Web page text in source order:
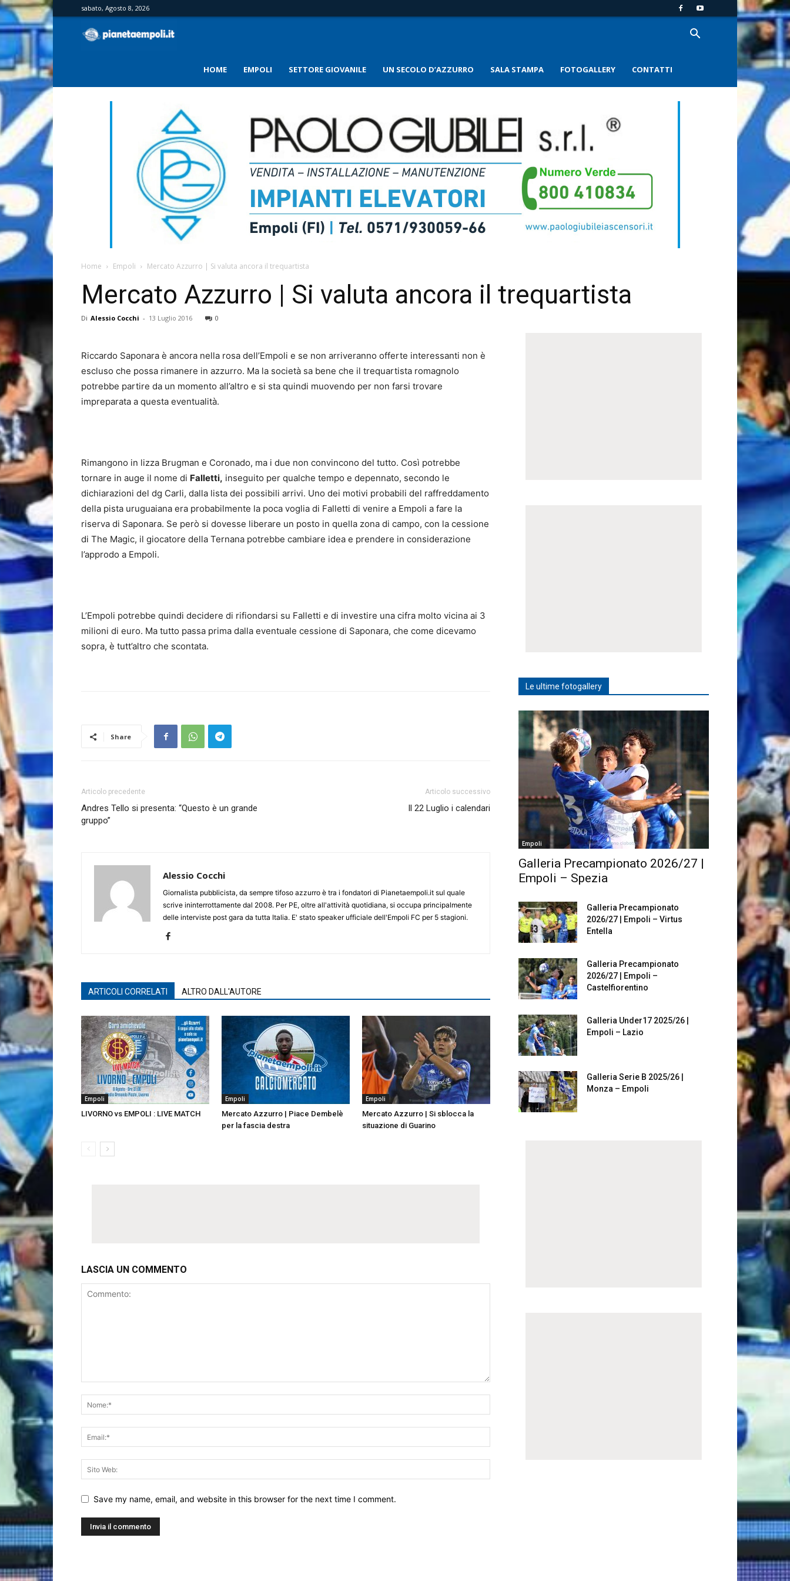
sabato, Agosto 8, 2026
HOME EMPOLI SETTORE GIOVANILE UN SECOLO D’AZZURRO SALA STAMPA FOTOGALLERY CONTATTI
Home Empoli Mercato Azzurro | Si valuta ancora il trequartista
Mercato Azzurro | Si valuta ancora il trequartista
Di Alessio Cocchi - 13 Luglio 2016 0
Riccardo Saponara è ancora nella rosa dell’Empoli e se non arriveranno offerte interessanti non è
escluso che possa rimanere in azzurro. Ma la società sa bene che il trequartista romagnolo
potrebbe partire da un momento all’altro e si sta quindi muovendo per non farsi trovare
impreparata a questa eventualità.
Rimangono in lizza Brugman e Coronado, ma i due non convincono del tutto. Così potrebbe
tornare in auge il nome di Falletti, inseguito per qualche tempo e depennato, secondo le
dichiarazioni del dg Carli, dalla lista dei possibili arrivi. Uno dei motivi probabili del raffreddamento
della pista uruguaiana era probabilmente la poca voglia di Falletti di venire a Empoli a fare la
riserva di Saponara. Se però si dovesse liberare un posto in quella zona di campo, con la cessione
di The Magic, il giocatore della Ternana potrebbe cambiare idea e prendere in considerazione
l’approdo a Empoli.
L’Empoli potrebbe quindi decidere di rifiondarsi su Falletti e di investire una cifra molto vicina ai 3
milioni di euro. Ma tutto passa prima dalla eventuale cessione di Saponara, che come dicevamo
sopra, è tutt’altro che scontata.
Share
Articolo precedente
Andres Tello si presenta: “Questo è un grande
gruppo”
Articolo successivo
Il 22 Luglio i calendari
Alessio Cocchi
Giornalista pubblicista, da sempre tifoso azzurro è tra i fondatori di Pianetaempoli.it sul quale
scrive ininterrottamente dal 2008. Per PE, oltre all'attività quotidiana, si occupa principalmente
delle interviste post gara da tutta Italia. E' stato speaker ufficiale dell'Empoli FC per 5 stagioni.
ARTICOLI CORRELATI ALTRO DALL'AUTORE
Empoli
LIVORNO vs EMPOLI : LIVE MATCH
Empoli
Mercato Azzurro | Piace Dembelè
per la fascia destra
Empoli
Mercato Azzurro | Si sblocca la
situazione di Guarino
LASCIA UN COMMENTO
Save my name, email, and website in this browser for the next time I comment.
Le ultime fotogallery
Empoli
Galleria Precampionato 2026/27 |
Empoli – Spezia
Galleria Precampionato
2026/27 | Empoli – Virtus
Entella
Galleria Precampionato
2026/27 | Empoli –
Castelfiorentino
Galleria Under17 2025/26 |
Empoli – Lazio
Galleria Serie B 2025/26 |
Monza – Empoli